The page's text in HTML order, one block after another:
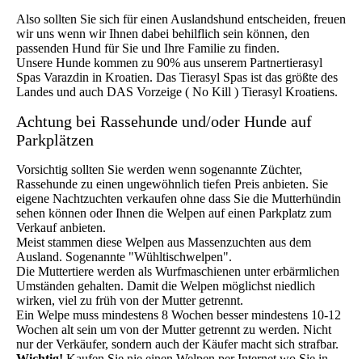
Also sollten Sie sich für einen Auslandshund entscheiden, freuen
wir uns wenn wir Ihnen dabei behilflich sein können, den
passenden Hund für Sie und Ihre Familie zu finden.
Unsere Hunde kommen zu 90% aus unserem Partnertierasyl
Spas Varazdin in Kroatien. Das Tierasyl Spas ist das größte des
Landes und auch DAS Vorzeige ( No Kill ) Tierasyl Kroatiens.
Achtung bei Rassehunde und/oder Hunde auf
Parkplätzen
Vorsichtig sollten Sie werden wenn sogenannte Züchter,
Rassehunde zu einen ungewöhnlich tiefen Preis anbieten. Sie
eigene Nachtzuchten verkaufen ohne dass Sie die Mutterhündin
sehen können oder Ihnen die Welpen auf einen Parkplatz zum
Verkauf anbieten.
Meist stammen diese Welpen aus Massenzuchten aus dem
Ausland. Sogenannte "Wühltischwelpen".
Die Muttertiere werden als Wurfmaschienen unter erbärmlichen
Umständen gehalten. Damit die Welpen möglichst niedlich
wirken, viel zu früh von der Mutter getrennt.
Ein Welpe muss mindestens 8 Wochen besser mindestens 10-12
Wochen alt sein um von der Mutter getrennt zu werden. Nicht
nur der Verkäufer, sondern auch der Käufer macht sich strafbar.